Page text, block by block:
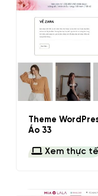
+
Theme
Áo 33
Xem thực tế